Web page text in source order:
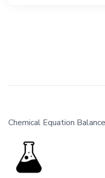
Chemical Equation Balance